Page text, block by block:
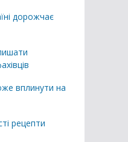
дорожчає
вплинути на
рецепти